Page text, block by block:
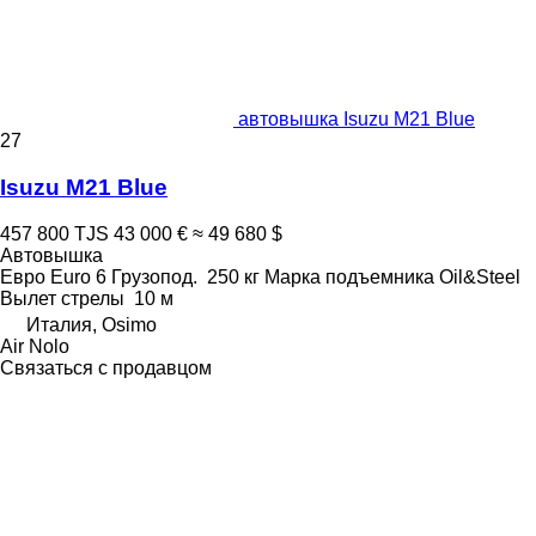
автовышка Isuzu M21 Blue
27
Isuzu M21 Blue
457 800 TJS 43 000 € ≈ 49 680 $
Автовышка
Евро Euro 6 Грузопод. 250 кг Марка подъемника Oil&Steel
Вылет стрелы 10 м
Италия, Osimo
Air Nolo
Связаться с продавцом